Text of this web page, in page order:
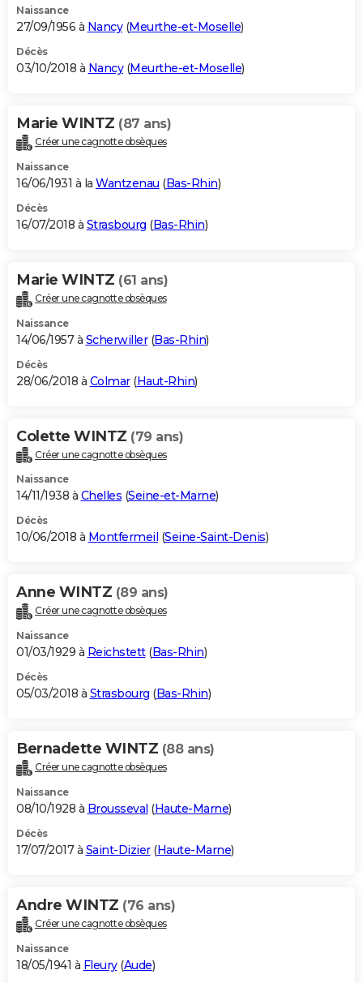
Naissance
27/09/1956 à Nancy(Meurthe-et-Moselle)
Décès
03/10/2018 à Nancy(Meurthe-et-Moselle)
Marie WINTZ (87 ans)
Créer une cagnotte obsèques
Naissance
16/06/1931 à la Wantzenau (Bas-Rhin)
Décès
16/07/2018 à Strasbourg (Bas-Rhin)
Marie WINTZ (61 ans)
Créer une cagnotte obsèques
Naissance
14/06/1957 à Scherwiller(Bas-Rhin)
Décès
28/06/2018 à Colmar(Haut-Rhin)
Colette WINTZ (79 ans)
Créer une cagnotte obsèques
Naissance
14/11/1938 à Chelles (Seine-et-Marne)
Décès
10/06/2018 à Montfermeil (Seine-Saint-Denis)
Anne WINTZ (89 ans)
Créer une cagnotte obsèques
Naissance
01/03/1929 à Reichstett(Bas-Rhin)
Décès
05/03/2018 à Strasbourg (Bas-Rhin)
Bernadette WINTZ (88 ans)
Créer une cagnotte obsèques
Naissance
08/10/1928 à Brousseval (Haute-Marne)
Décès
17/07/2017 à Saint-Dizier(Haute-Marne)
Andre WINTZ (76 ans)
Créer une cagnotte obsèques
Naissance
18/05/1941 à Fleury(Aude)